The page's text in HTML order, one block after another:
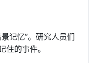
记忆”。研究人员们
住的事件。